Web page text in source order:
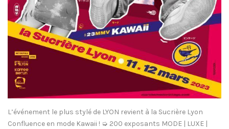
L’événement le plus stylé de LYON revient à la Sucrière Lyon
Confluence en mode Kawaii ! ➭ 200 exposants MODE | LUXE |